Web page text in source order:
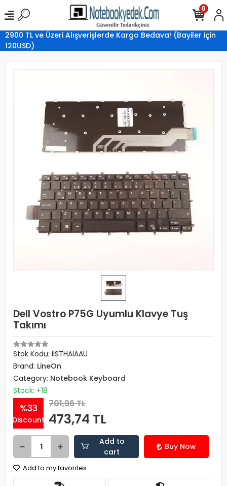
2900 TL ve Üzeri Alışverişlerde Kargo Bedava! (Bayiler için
120USD)
0
Dell Vostro P75G Uyumlu Klavye Tuş
Takımı
Stok Kodu: IISTHAIAAU
Brand: LineOn
Category: Notebook Keyboard
Stock: +18
%33
Discount
701,96 TL
473,74 TL
Add to
cart
Buy Now
Add to my favorites